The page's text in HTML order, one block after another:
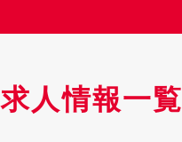
人情報一覧